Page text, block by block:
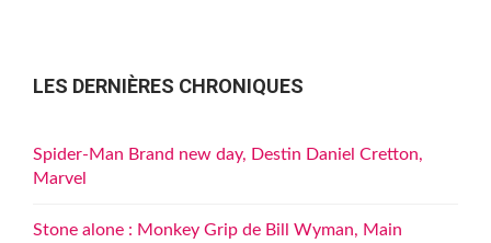
LES DERNIÈRES CHRONIQUES
Spider-Man Brand new day, Destin Daniel Cretton,
Marvel
Stone alone : Monkey Grip de Bill Wyman, Main